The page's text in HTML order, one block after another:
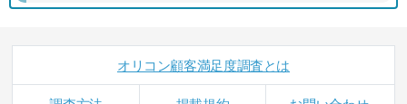
オリコン顧客満足度調査とは